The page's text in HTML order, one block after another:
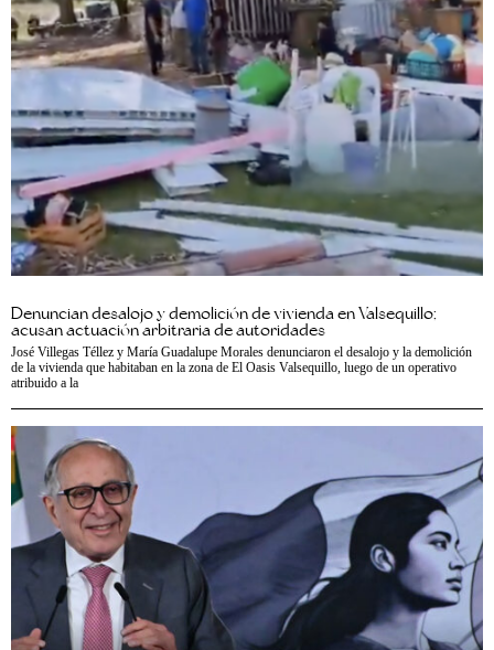
Denuncian desalojo y demolición de vivienda en Valsequillo;
acusan actuación arbitraria de autoridades
José Villegas Téllez y María Guadalupe Morales denunciaron el desalojo y la demolición
de la vivienda que habitaban en la zona de El Oasis Valsequillo, luego de un operativo
atribuido a la